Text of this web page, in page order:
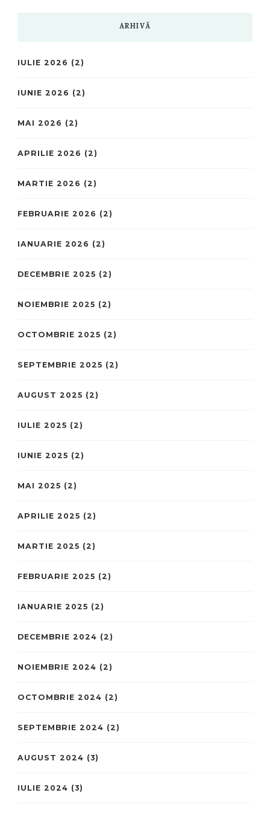
ARHIVĂ
IULIE 2026 (2)
IUNIE 2026 (2)
MAI 2026 (2)
APRILIE 2026 (2)
MARTIE 2026 (2)
FEBRUARIE 2026 (2)
IANUARIE 2026 (2)
DECEMBRIE 2025 (2)
NOIEMBRIE 2025 (2)
OCTOMBRIE 2025 (2)
SEPTEMBRIE 2025 (2)
AUGUST 2025 (2)
IULIE 2025 (2)
IUNIE 2025 (2)
MAI 2025 (2)
APRILIE 2025 (2)
MARTIE 2025 (2)
FEBRUARIE 2025 (2)
IANUARIE 2025 (2)
DECEMBRIE 2024 (2)
NOIEMBRIE 2024 (2)
OCTOMBRIE 2024 (2)
SEPTEMBRIE 2024 (2)
AUGUST 2024 (3)
IULIE 2024 (3)